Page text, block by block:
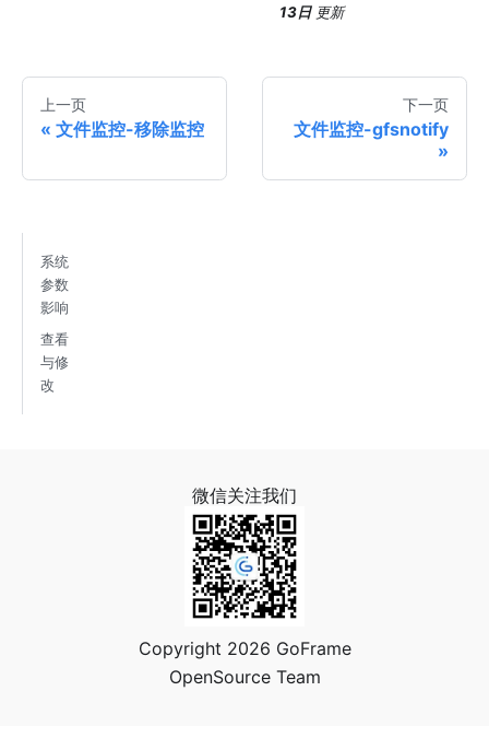
13日 更新
上一页
文件监控-移除监控
下一页
文件监控-gfsnotify
系统
参数
影响
查看
与修
改
微信关注我们
Copyright 2026 GoFrame
OpenSource Team